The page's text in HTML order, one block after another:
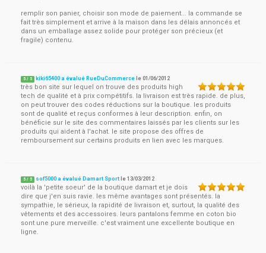
remplir son panier, choisir son mode de paiement... la commande se
fait très simplement et arrive à la maison dans les délais annoncés et
dans un emballage assez solide pour protéger son précieux (et
fragile) contenu.
5 / 5 kiki65400 a évalué RueDuCommerce le01/06/2012
très bon site sur lequel on trouve des produits high
tech de qualité et à prix compétitifs. la livraison est très rapide. de plus,
on peut trouver des codes réductions sur la boutique. les produits
sont de qualité et reçus conformes à leur description. enfin, on
bénéficie sur le site des commentaires laissés par les clients sur les
produits qui aident à l'achat. le site propose des offres de
remboursement sur certains produits en lien avec les marques.
5 / 5 sof5000 a évalué Damart Sport le13/03/2012
voilà la 'petite soeur' de la boutique damart et je dois
dire que j'en suis ravie. les même avantages sont présentés. la
sympathie, le sérieux, la rapidité de livraison et, surtout, la qualité des
vêtements et des accessoires. leurs pantalons femme en coton bio
sont une pure merveille. c'est vraiment une excellente boutique en
ligne.